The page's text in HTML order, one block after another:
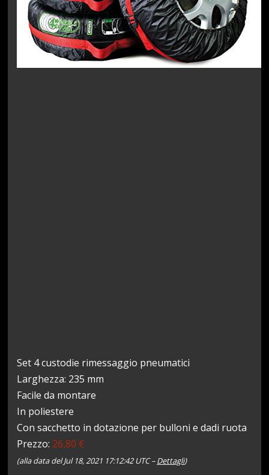
Set 4 custodie rimessaggio pneumatici
Larghezza: 235 mm
Facile da montare
In poliestere
Con sacchetto in dotazione per bulloni e dadi ruota
Prezzo: 26,80 €
(alla data del Jul 18, 2021 17:12:42 UTC –Dettagli)